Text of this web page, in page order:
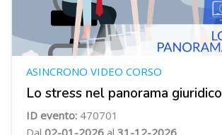
Lo stress nel panorama giuridico
ASINCRONO VIDEO CORSO
ID evento: 470701
Dal 02-01-2026 al 31-12-2026